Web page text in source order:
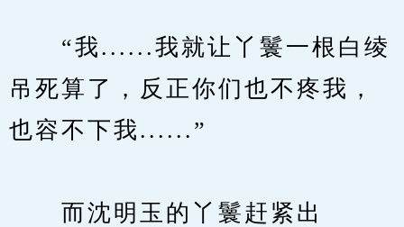
“我......我就让丫鬟一根白绫
吊死算了，反正你们也不疼我，
也容不下我......”
而沈明玉的丫鬟赶紧出